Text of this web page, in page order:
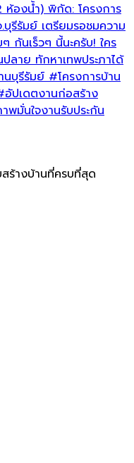
องน้ำ) พิกัด: โครงการ
รีรัมย์ เตรียมรอชมความ
กันเร็วๆ นี้นะครับ! ใคร
ลาย ทักหาเทพประภาได้
นบุรีรัมย์ #โครงการบ้าน
ปเดตงานก่อสร้าง
มั่นใจงานรับประกัน
ร้างบ้านที่ครบที่สุด